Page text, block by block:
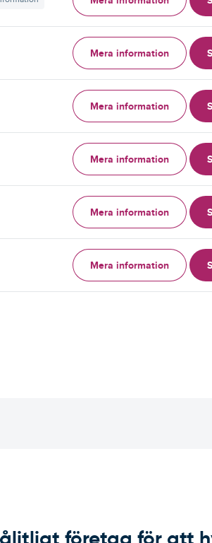
Mera information
Mera information
Mera information
Mera information
Mera information